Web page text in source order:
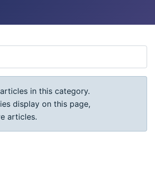
in this category.
display on this page,
articles.